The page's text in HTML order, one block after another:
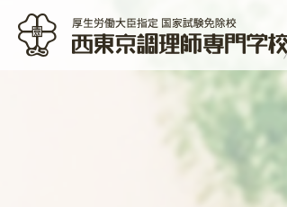
臣指定国家試験免除校